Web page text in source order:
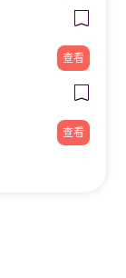
查看
查看